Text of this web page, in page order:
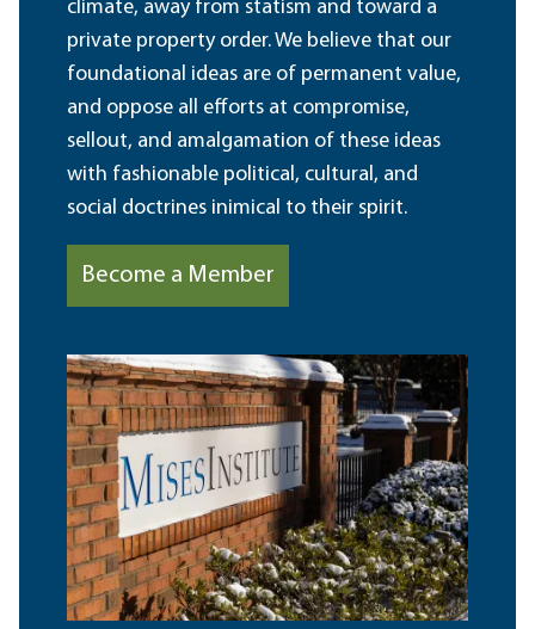
climate, away from statism and toward a
private property order. We believe that our
foundational ideas are of permanent value,
and oppose all efforts at compromise,
sellout, and amalgamation of these ideas
with fashionable political, cultural, and
social doctrines inimical to their spirit.
Become a Member